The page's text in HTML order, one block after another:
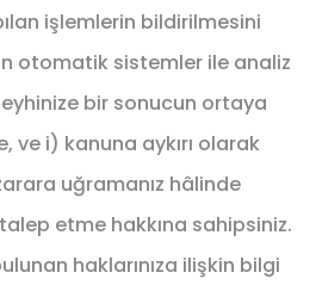
işlemlerin bildirilmesini
otomatik sistemler ile analiz
bir sonucun ortaya
ve i) kanuna aykırı olarak
uğramanız hâlinde
etme hakkına sahipsiniz.
haklarınıza ilişkin bilgi